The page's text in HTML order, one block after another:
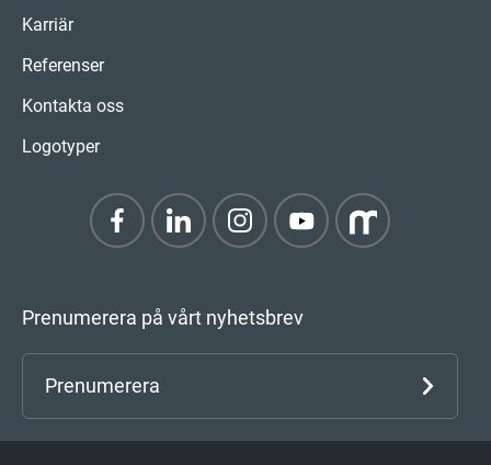
Karriär
Referenser
Kontakta oss
Logotyper
Prenumerera på vårt nyhetsbrev
Prenumerera